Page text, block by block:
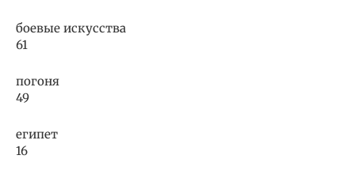
боевые искусства
61
погоня
49
египет
16